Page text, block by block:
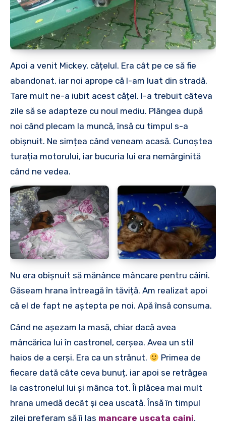
Apoi a venit Mickey, cățelul. Era cât pe ce să fie
abandonat, iar noi aprope că l-am luat din stradă.
Tare mult ne-a iubit acest cățel. I-a trebuit câteva
zile să se adapteze cu noul mediu. Plângea după
noi când plecam la muncă, însă cu timpul s-a
obișnuit. Ne simțea când veneam acasă. Cunoștea
turația motorului, iar bucuria lui era nemărginită
când ne vedea.
Nu era obișnuit să mănânce mâncare pentru câini.
Găseam hrana întreagă în tăviță. Am realizat apoi
că el de fapt ne aștepta pe noi. Apă însă consuma.
Când ne așezam la masă, chiar dacă avea
mâncărica lui în castronel, cerșea. Avea un stil
haios de a cerși. Era ca un strănut.
Primea de
fiecare dată câte ceva bunuț, iar apoi se retrăgea
la castronelul lui și mânca tot. Îi plăcea mai mult
hrana umedă decât și cea uscată. Însă în timpul
zilei preferam să îi las mancare uscata caini,